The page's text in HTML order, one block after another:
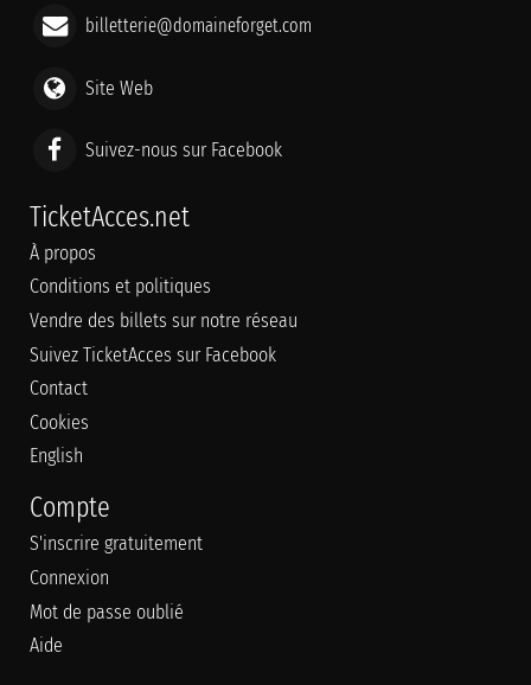
billetterie@domaineforget.com
Site Web
Suivez-nous sur Facebook
TicketAcces.net
À propos
Conditions et politiques
Vendre des billets sur notre réseau
Suivez TicketAcces sur Facebook
Contact
Cookies
English
Compte
S'inscrire gratuitement
Connexion
Mot de passe oublié
Aide